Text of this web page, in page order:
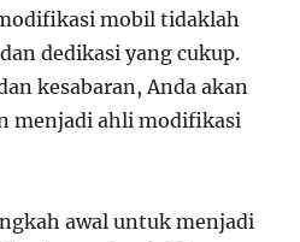
mobil tidaklah
dedikasi yang cukup.
kesabaran, Anda akan
menjadi ahli modifikasi
awal untuk menjadi